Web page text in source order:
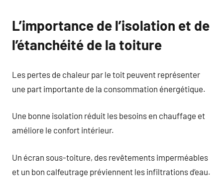
L’importance de l’isolation et de
l’étanchéité de la toiture
Les pertes de chaleur par le toit peuvent représenter
une part importante de la consommation énergétique.
Une bonne isolation réduit les besoins en chauffage et
améliore le confort intérieur.
Un écran sous-toiture, des revêtements imperméables
et un bon calfeutrage préviennent les infiltrations d’eau.